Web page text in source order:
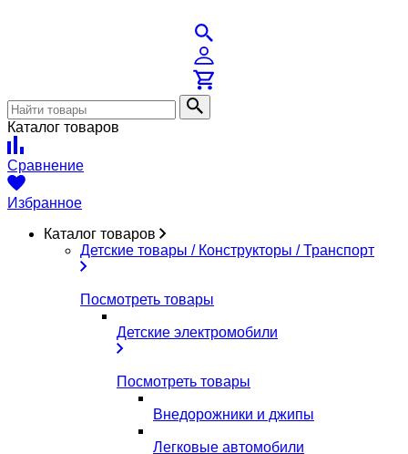
Каталог товаров
Сравнение
Избранное
Каталог товаров
Детские товары / Конструкторы / Транспорт
Посмотреть товары
Детские электромобили
Посмотреть товары
Внедорожники и джипы
Легковые автомобили